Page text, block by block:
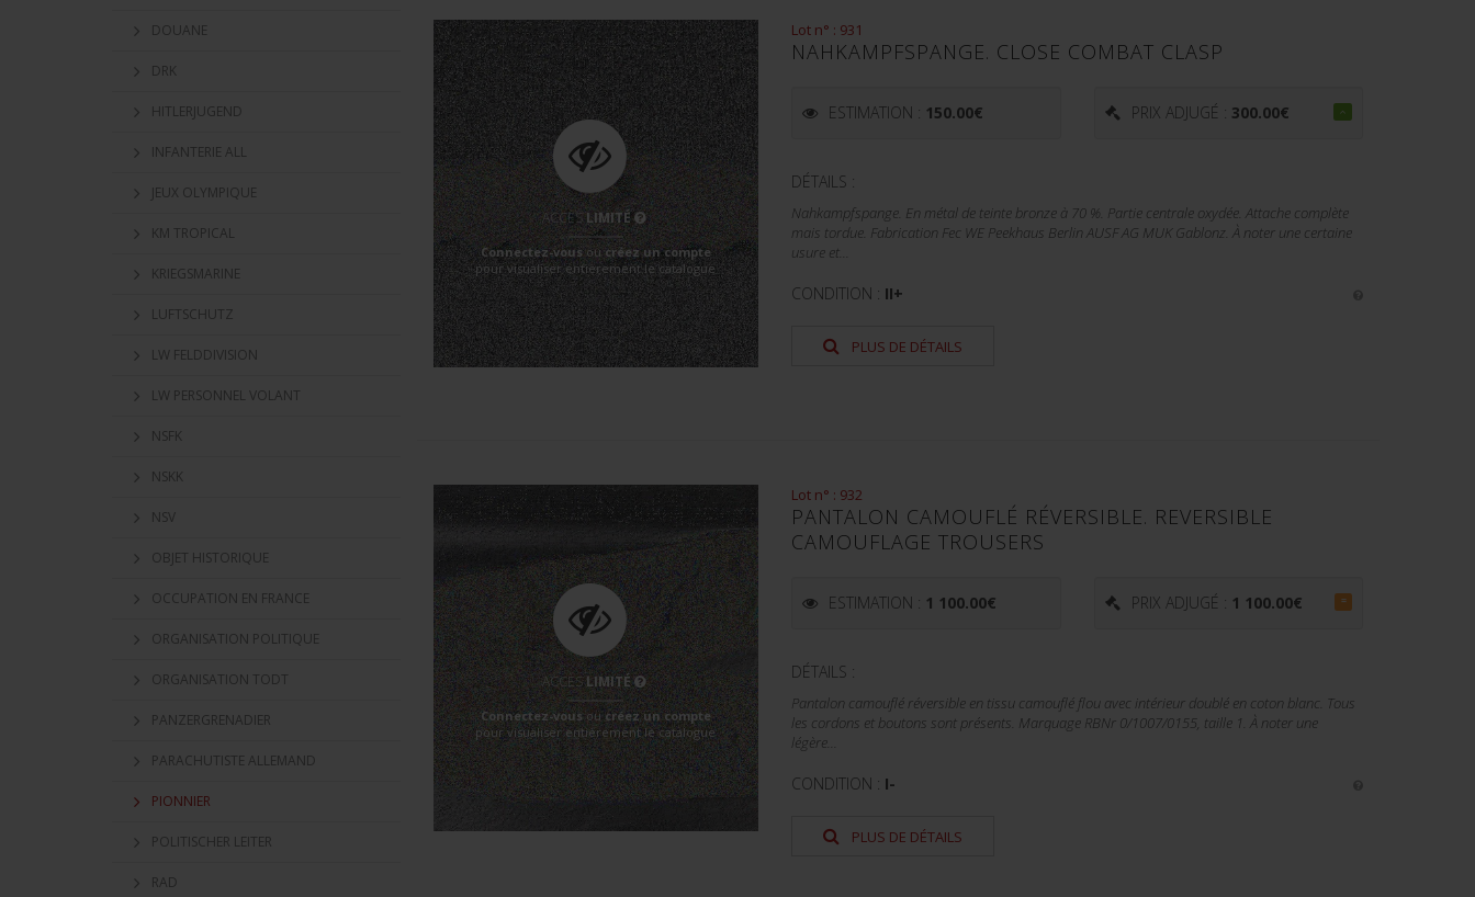
ACCÈSLIMITÉ
Connectez-vousoucréez un compte
pour visualiser entièrement le catalogue
Lot n° : 931
NAHKAMPFSPANGE. CLOSE COMBAT CLASP
ESTIMATION : 150.00€ PRIX ADJUGÉ : 300.00€
DÉTAILS :
Nahkampfspange. En métal de teinte bronze à 70 %. Partie centrale oxydée. Attache complète
mais tordue. Fabrication Fec WE Peekhaus Berlin AUSF AG MUK Gablonz. À noter une certaine
usure et...
CONDITION : II+
PLUS DE DÉTAILS
ACCÈSLIMITÉ
Connectez-vous ou créez un compte
pour visualiser entièrement le catalogue
Lot n° : 932
PANTALON CAMOUFLÉ RÉVERSIBLE. REVERSIBLE
CAMOUFLAGE TROUSERS
ESTIMATION : 1 100.00€ PRIX ADJUGÉ : 1 100.00€ =
DÉTAILS :
Pantalon camouflé réversible en tissu camouflé flou avec intérieur doublé en coton blanc. Tous
les cordons et boutons sont présents. Marquage RBNr 0/1007/0155, taille 1. À noter une
légère...
CONDITION : I-
PLUS DE DÉTAILS
DOUANE
DRK
HITLERJUGEND
INFANTERIE ALL
JEUX OLYMPIQUE
KM TROPICAL
KRIEGSMARINE
LUFTSCHUTZ
LW FELDDIVISION
LW PERSONNEL VOLANT
NSFK
NSKK
NSV
OBJET HISTORIQUE
OCCUPATION EN FRANCE
ORGANISATION POLITIQUE
ORGANISATION TODT
PANZERGRENADIER
PARACHUTISTE ALLEMAND
PIONNIER
POLITISCHER LEITER
RAD